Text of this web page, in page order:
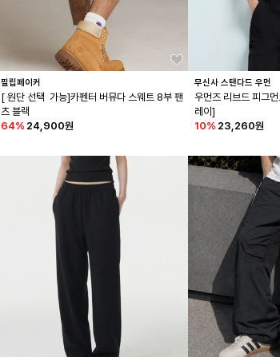
필립페이커
[ 원단 선택  가능]카펜터 버뮤다 스웨트 8부 팬
츠 블랙
64% 24,900원
무신사 스탠다드 우먼
우먼즈 리브드 피그
레이]
10% 23,260원